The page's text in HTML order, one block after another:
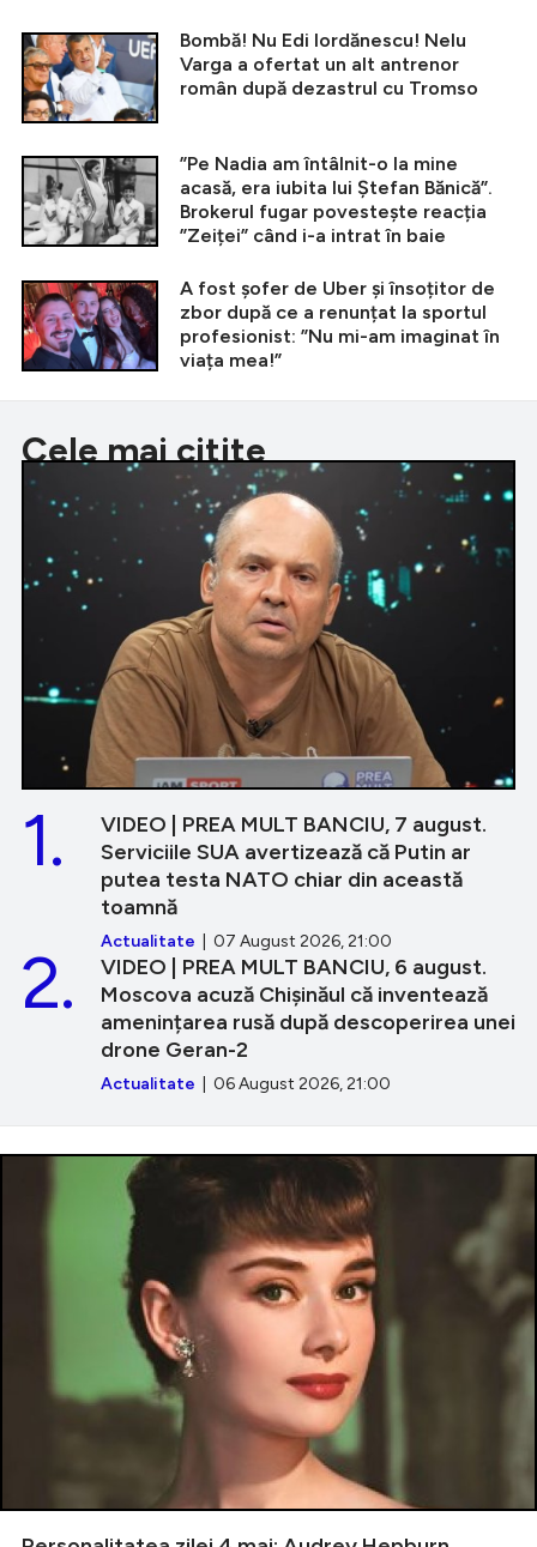
Bombă! Nu Edi Iordănescu! Nelu
Varga a ofertat un alt antrenor
român după dezastrul cu Tromso
”Pe Nadia am întâlnit-o la mine
acasă, era iubita lui Ștefan Bănică”.
Brokerul fugar povestește reacția
”Zeiței” când i-a intrat în baie
A fost șofer de Uber și însoțitor de
zbor după ce a renunțat la sportul
profesionist: ”Nu mi-am imaginat în
viața mea!”
Cele mai citite
VIDEO | PREA MULT BANCIU, 7 august.
Serviciile SUA avertizează că Putin ar
putea testa NATO chiar din această
toamnă
Actualitate | 07 August 2026, 21:00
1.
VIDEO | PREA MULT BANCIU, 6 august.
Moscova acuză Chișinăul că inventează
amenințarea rusă după descoperirea unei
drone Geran-2
Actualitate | 06 August 2026, 21:00
2.